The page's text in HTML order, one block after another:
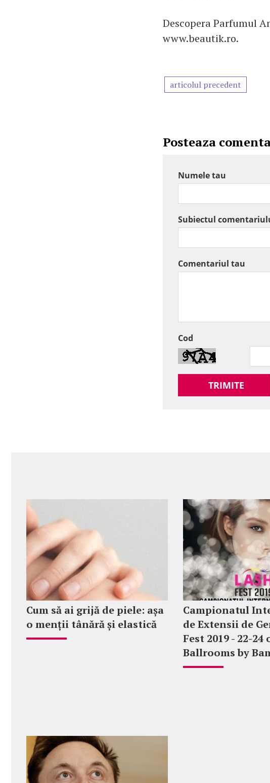
Descopera Parfumul
www.beautik.ro.
articolul precedent
Posteaza
Numele tau
Subiectul
Comentariul tau
Cod
TRIMITE
Cum să ai grijă de piele: așa
o menții tânără și elastică
Campionatul
de Extensii de
Fest 2019 - 22-
Ballrooms by